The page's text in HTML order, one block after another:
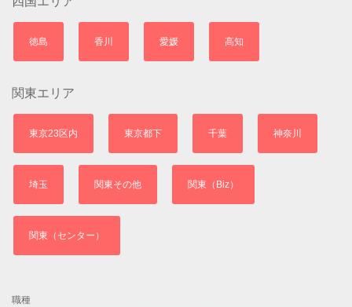
徳島 香川 愛媛 高知
関東エリア
東京23区内 東京都下 千葉 神奈川
埼玉 関東その他 関東（Biz）
関東（センター）
職種